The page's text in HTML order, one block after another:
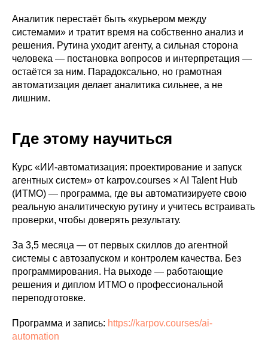
Аналитик перестаёт быть «курьером между
системами» и тратит время на собственно анализ и
решения. Рутина уходит агенту, а сильная сторона
человека — постановка вопросов и интерпретация —
остаётся за ним. Парадоксально, но грамотная
автоматизация делает аналитика сильнее, а не
лишним.
Где этому научиться
Курс «ИИ-автоматизация: проектирование и запуск
агентных систем» от karpov.courses × AI Talent Hub
(ИТМО) — программа, где вы автоматизируете свою
реальную аналитическую рутину и учитесь встраивать
проверки, чтобы доверять результату.
За 3,5 месяца — от первых скиллов до агентной
системы с автозапуском и контролем качества. Без
программирования. На выходе — работающие
решения и диплом ИТМО о профессиональной
переподготовке.
Программа и запись: https://karpov.courses/ai-
automation